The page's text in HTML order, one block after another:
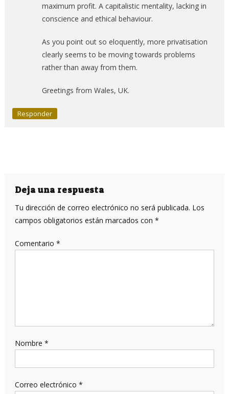
maximum profit. A capitalistic mentality, lacking in
conscience and ethical behaviour.
As you point out so eloquently, more privatisation
clearly seems to be moving towards problems
rather than away from them.
Greetings from Wales, UK.
Responder
Deja una respuesta
Tu dirección de correo electrónico no será publicada. Los
campos obligatorios están marcados con *
Comentario *
Nombre *
Correo electrónico *